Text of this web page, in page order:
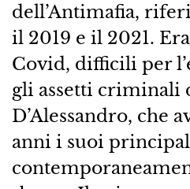
dell’Antimafia,
il 2019 e il 2021.
Covid, difficili per
gli assetti criminali
D’Alessandro, che
anni i suoi